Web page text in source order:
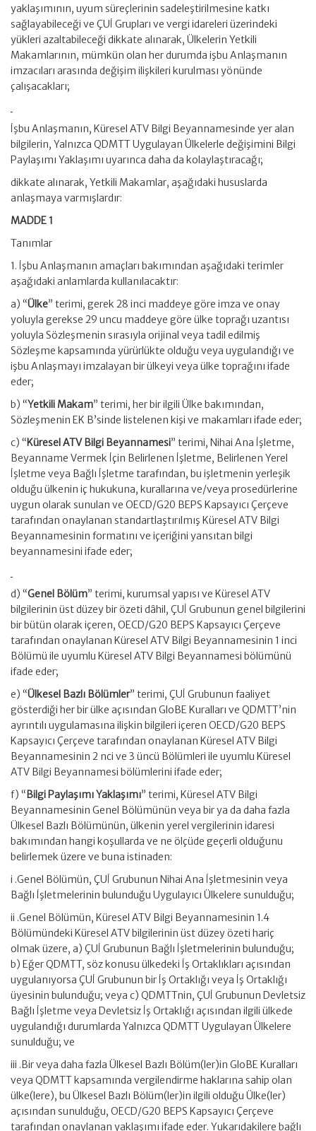
yaklaşımının, uyum süreçlerinin sadeleştirilmesine katkı
sağlayabileceği ve ÇUİ Grupları ve vergi idareleri üzerindeki
yükleri azaltabileceği dikkate alınarak, Ülkelerin Yetkili
Makamlarının, mümkün olan her durumda işbu Anlaşmanın
imzacıları arasında değişim ilişkileri kurulması yönünde
çalışacakları;
İşbu Anlaşmanın, Küresel ATV Bilgi Beyannamesinde yer alan
bilgilerin, Yalnızca QDMTT Uygulayan Ülkelerle değişimini Bilgi
Paylaşımı Yaklaşımı uyarınca daha da kolaylaştıracağı;
dikkate alınarak, Yetkili Makamlar, aşağıdaki hususlarda
anlaşmaya varmışlardır:
MADDE 1
Tanımlar
1. İşbu Anlaşmanın amaçları bakımından aşağıdaki terimler
aşağıdaki anlamlarda kullanılacaktır:
a) “Ülke” terimi, gerek 28 inci maddeye göre imza ve onay
yoluyla gerekse 29 uncu maddeye göre ülke toprağı uzantısı
yoluyla Sözleşmenin sırasıyla orijinal veya tadil edilmiş
Sözleşme kapsamında yürürlükte olduğu veya uygulandığı ve
işbu Anlaşmayı imzalayan bir ülkeyi veya ülke toprağını ifade
eder;
b) “Yetkili Makam” terimi, her bir ilgili Ülke bakımından,
Sözleşmenin EK B’sinde listelenen kişi ve makamları ifade eder;
c) “Küresel ATV Bilgi Beyannamesi” terimi, Nihai Ana İşletme,
Beyanname Vermek İçin Belirlenen İşletme, Belirlenen Yerel
İşletme veya Bağlı İşletme tarafından, bu işletmenin yerleşik
olduğu ülkenin iç hukukuna, kurallarına ve/veya prosedürlerine
uygun olarak sunulan ve OECD/G20 BEPS Kapsayıcı Çerçeve
tarafından onaylanan standartlaştırılmış Küresel ATV Bilgi
Beyannamesinin formatını ve içeriğini yansıtan bilgi
beyannamesini ifade eder;
d) “Genel Bölüm” terimi, kurumsal yapısı ve Küresel ATV
bilgilerinin üst düzey bir özeti dâhil, ÇUİ Grubunun genel bilgilerini
bir bütün olarak içeren, OECD/G20 BEPS Kapsayıcı Çerçeve
tarafından onaylanan Küresel ATV Bilgi Beyannamesinin 1 inci
Bölümü ile uyumlu Küresel ATV Bilgi Beyannamesi bölümünü
ifade eder;
e) “Ülkesel Bazlı Bölümler” terimi, ÇUİ Grubunun faaliyet
gösterdiği her bir ülke açısından GloBE Kuralları ve QDMTT’nin
ayrıntılı uygulamasına ilişkin bilgileri içeren OECD/G20 BEPS
Kapsayıcı Çerçeve tarafından onaylanan Küresel ATV Bilgi
Beyannamesinin 2 nci ve 3 üncü Bölümleri ile uyumlu Küresel
ATV Bilgi Beyannamesi bölümlerini ifade eder;
f) “Bilgi Paylaşımı Yaklaşımı” terimi, Küresel ATV Bilgi
Beyannamesinin Genel Bölümünün veya bir ya da daha fazla
Ülkesel Bazlı Bölümünün, ülkenin yerel vergilerinin idaresi
bakımından hangi koşullarda ve ne ölçüde geçerli olduğunu
belirlemek üzere ve buna istinaden:
i .Genel Bölümün, ÇUİ Grubunun Nihai Ana İşletmesinin veya
Bağlı İşletmelerinin bulunduğu Uygulayıcı Ülkelere sunulduğu;
ii .Genel Bölümün, Küresel ATV Bilgi Beyannamesinin 1.4
Bölümündeki Küresel ATV bilgilerinin üst düzey özeti hariç
olmak üzere, a) ÇUİ Grubunun Bağlı İşletmelerinin bulunduğu;
b) Eğer QDMTT, söz konusu ülkedeki İş Ortaklıkları açısından
uygulanıyorsa ÇUİ Grubunun bir İş Ortaklığı veya İş Ortaklığı
üyesinin bulunduğu; veya c) QDMTTnin, ÇUİ Grubunun Devletsiz
Bağlı İşletme veya Devletsiz İş Ortaklığı açısından ilgili ülkede
uygulandığı durumlarda Yalnızca QDMTT Uygulayan Ülkelere
sunulduğu; ve
iii .Bir veya daha fazla Ülkesel Bazlı Bölüm(ler)in GloBE Kuralları
veya QDMTT kapsamında vergilendirme haklarına sahip olan
ülke(lere), bu Ülkesel Bazlı Bölüm(ler)in ilgili olduğu Ülke(ler)
açısından sunulduğu, OECD/G20 BEPS Kapsayıcı Çerçeve
tarafından onaylanan yaklaşımı ifade eder. Yukarıdakilere bağlı